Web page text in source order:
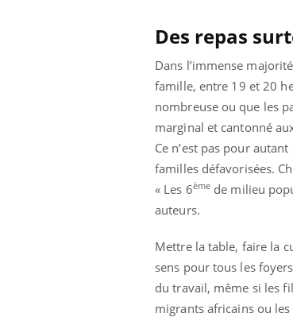
Des repas
Dans l’immense
famille, entre 19 et 20
nombreuse ou que les
marginal et cantonné
Ce n’est pas pour
familles défavorisées.
« Les 6ème de milieu
auteurs.
Mettre la table, faire la
sens pour tous les
du travail, même si les
migrants africains ou